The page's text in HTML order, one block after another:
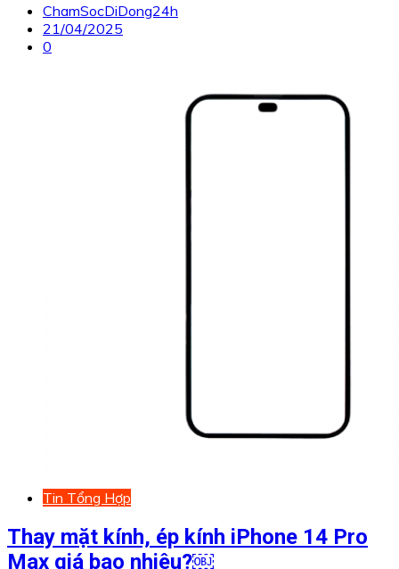
ChamSocDiDong24h
21/04/2025
0
Tin Tổng Hợp
Thay mặt kính, ép kính iPhone 14 Pro
Max giá bao nhiêu?￼